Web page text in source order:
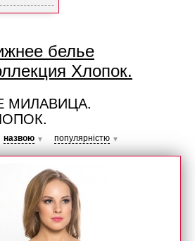
белье
Хлопок.
МИЛАВИЦА.
назвою ▼ популярністю ▼